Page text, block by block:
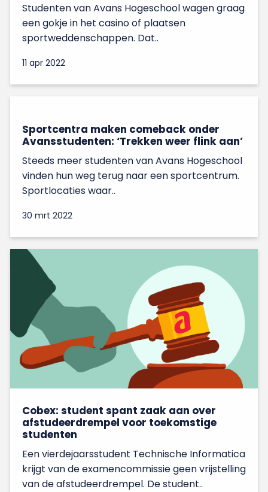
Studenten van Avans Hogeschool wagen graag
een gokje in het casino of plaatsen
sportweddenschappen. Dat..
11 apr 2022
Sportcentra maken comeback onder
Avansstudenten: ‘Trekken weer flink aan’
Steeds meer studenten van Avans Hogeschool
vinden hun weg terug naar een sportcentrum.
Sportlocaties waar..
30 mrt 2022
Cobex: student spant zaak aan over
afstudeerdrempel voor toekomstige
studenten
Een vierdejaarsstudent Technische Informatica
krijgt van de examencommissie geen vrijstelling
van de afstudeerdrempel. De student..